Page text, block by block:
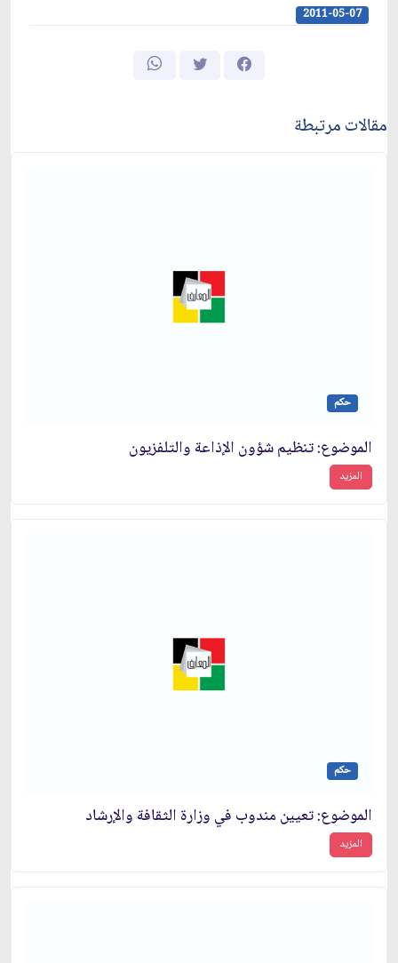
2011-05-07
مقالات مرتبطة
حكم
الموضوع: تنظيم شؤون الإذاعة والتلفزيون‏
المزيد
حكم
الموضوع: تعيين مندوب في وزارة الثقافة والإرشاد
المزيد